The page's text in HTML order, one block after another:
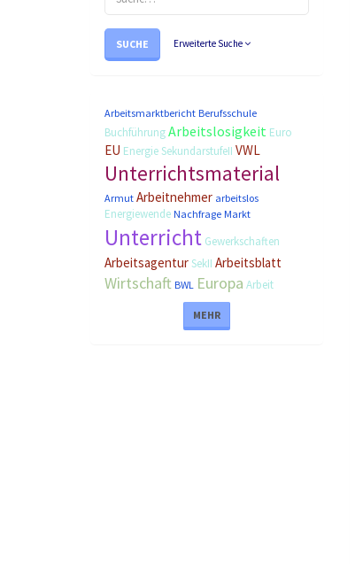
SUCHE Erweiterte Suche
Arbeitsmarktbericht Berufsschule
BuchführungArbeitslosigkeit Euro
EU EnergieSekundarstufeII VWL
Unterrichtsmaterial
Armut Arbeitnehmer arbeitslos
Energiewende Nachfrage Markt
Unterricht Gewerkschaften
ArbeitsagenturSekII Arbeitsblatt
Wirtschaft BWL Europa Arbeit
MEHR